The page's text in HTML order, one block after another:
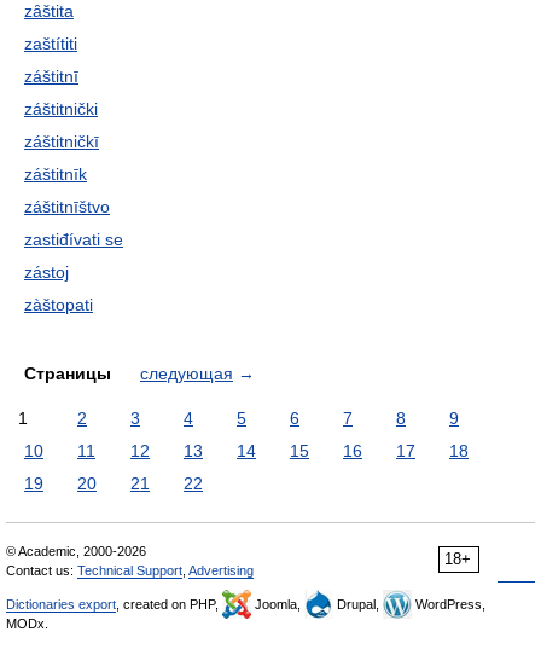
zȃštita
zaštítiti
záštitnī
záštitnički
záštitničkī
záštitnīk
záštitnīštvo
zastiđívati se
zástoj
zàštopati
Страницы следующая →
1 2 3 4 5 6 7 8
9
10
11 12 13 14 15 16 17
18
19
20 21 22
18+
© Academic, 2000-2026
Contact us: Technical Support Advertising
Dictionaries export , created on PHP, Joomla, Drupal,
WordPress,
MODx.